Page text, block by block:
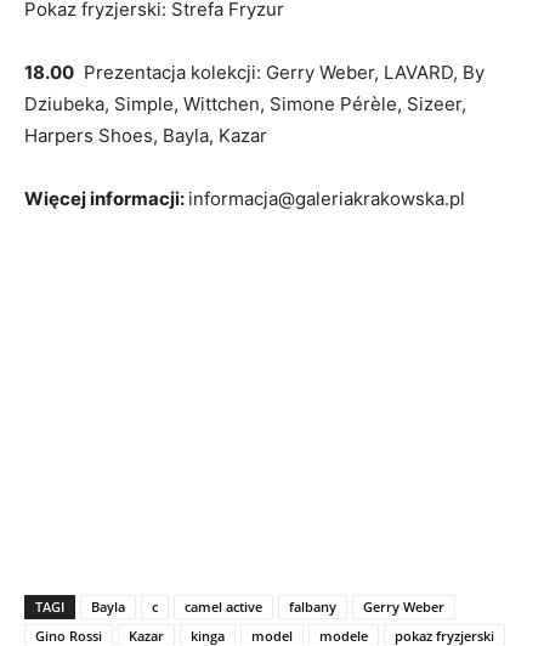
Pokaz fryzjerski: Strefa Fryzur
18.00 Prezentacja kolekcji: Gerry Weber, LAVARD, By
Dziubeka, Simple, Wittchen, Simone Pérèle, Sizeer,
Harpers Shoes, Bayla, Kazar
Więcej informacji: informacja@galeriakrakowska.pl
TAGI Bayla c camel active falbany
Gerry Weber
Gino Rossi
Kazar kinga model modele
pokaz fryzjerski